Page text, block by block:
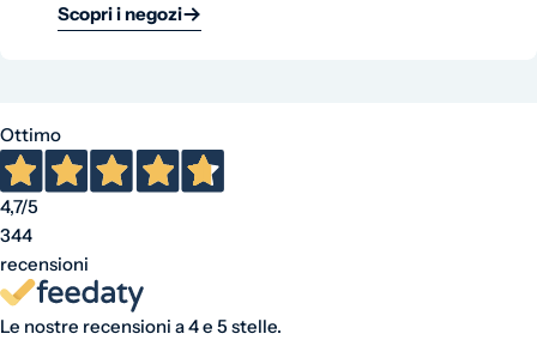
Scopri i negozi
Ottimo
4,7/5
344
recensioni
Le nostre recensioni a 4 e 5 stelle.